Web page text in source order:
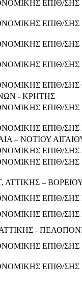
ΕΠΙΘ/ΣΗΣ
ΕΠΙΘ/ΣΗΣ
ΕΠΙΘ/ΣΗΣ
ΕΠΙΘ/ΣΗΣ
ΕΠΙΘ/ΣΗΣ
- ΚΡΗΤΗΣ
ΕΠΙΘ/ΣΗΣ
ΕΠΙΘ/
– ΝΟΤΙΟΥ
ΕΠΙΘ/
ΕΠΙΘ/ΣΗΣ
–
ΕΠΙΘ/
ΕΠΙΘ/ΣΗΣ
-
ΕΠΙΘ/ΣΗΣ
ΕΠΙΘ/ΣΗΣ